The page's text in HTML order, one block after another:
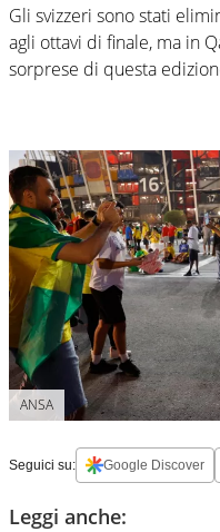
Gli svizzeri sono stati
agli ottavi di finale, ma in
sorprese di questa
ANSA
Seguici su: Google Discover
Leggi anche: